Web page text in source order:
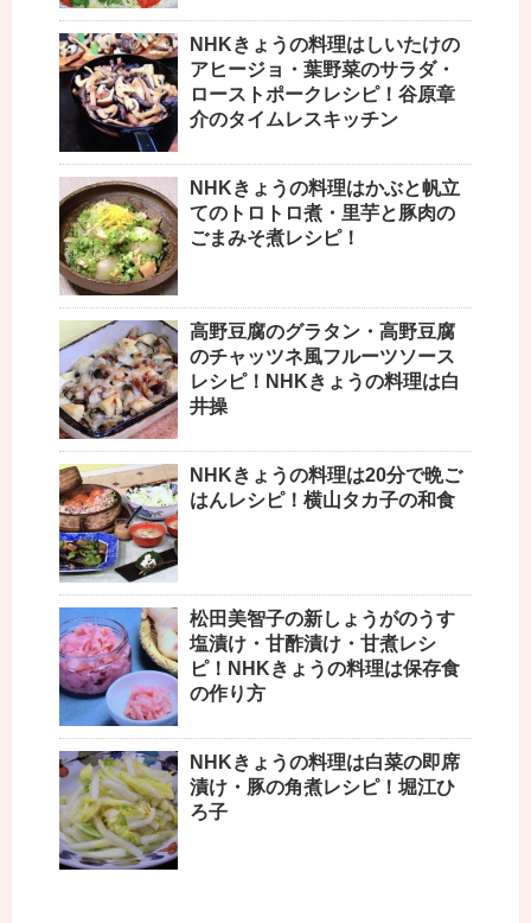
NHKきょうの料理はしいたけの
アヒージョ・葉野菜のサラダ・
ローストポークレシピ！谷原章
介のタイムレスキッチン
NHKきょうの料理はかぶと帆立
てのトロトロ煮・里芋と豚肉の
ごまみそ煮レシピ！
高野豆腐のグラタン・高野豆腐
のチャッツネ風フルーツソース
レシピ！NHKきょうの料理は白
井操
NHKきょうの料理は20分で晩ご
はんレシピ！横山タカ子の和食
松田美智子の新しょうがのうす
塩漬け・甘酢漬け・甘煮レシ
ピ！NHKきょうの料理は保存食
の作り方
NHKきょうの料理は白菜の即席
漬け・豚の角煮レシピ！堀江ひ
ろ子